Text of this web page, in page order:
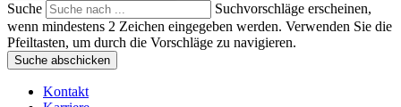
Suche
Suchvorschläge erscheinen,
wenn mindestens 2 Zeichen eingegeben werden. Verwenden Sie die
Pfeiltasten, um durch die Vorschläge zu navigieren.
Suche abschicken
Kontakt